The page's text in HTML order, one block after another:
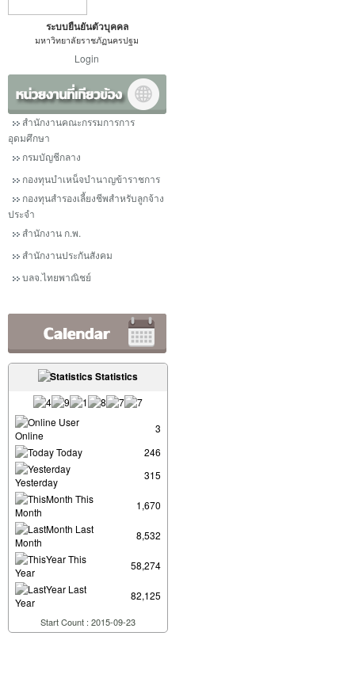
ระบบยืนยันตัวบุคคล
มหาวิทยาลัยราชภัฏนครปฐม
Login
สำนักงานคณะกรรมการการ
อุดมศึกษา
กรมบัญชีกลาง
กองทุนบำเหน็จบำนาญข้าราชการ
กองทุนสำรองเลี้ยงชีพสำหรับลูกจ้าง
ประจำ
สำนักงาน ก.พ.
สำนักงานประกันสังคม
บลจ.ไทยพาณิชย์
Statistics
User
Online
3
Today
246
Yesterday
315
This
Month
1,670
Last
Month
8,532
This
Year
58,274
Last
Year
82,125
Start Count : 2015-09-23